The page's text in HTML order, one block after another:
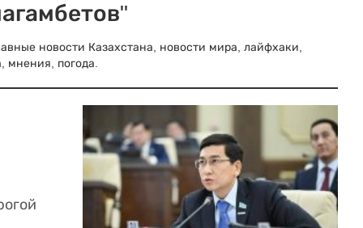
новости Казахстана, новости мира, лайфхаки,
мнения, погода.